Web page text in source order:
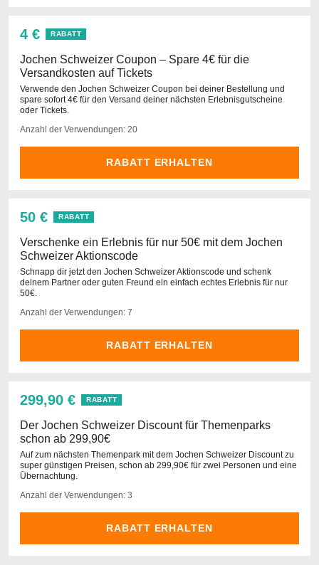
4 € RABATT
Jochen Schweizer Coupon – Spare 4€ für die
Versandkosten auf Tickets
Verwende den Jochen Schweizer Coupon bei deiner Bestellung und
spare sofort 4€ für den Versand deiner nächsten Erlebnisgutscheine
oder Tickets.
Anzahl der Verwendungen: 20
RABATT ERHALTEN
50 € RABATT
Verschenke ein Erlebnis für nur 50€ mit dem Jochen
Schweizer Aktionscode
Schnapp dir jetzt den Jochen Schweizer Aktionscode und schenk
deinem Partner oder guten Freund ein einfach echtes Erlebnis für nur
50€.
Anzahl der Verwendungen: 7
RABATT ERHALTEN
299,90 € RABATT
Der Jochen Schweizer Discount für Themenparks
schon ab 299,90€
Auf zum nächsten Themenpark mit dem Jochen Schweizer Discount zu
super günstigen Preisen, schon ab 299,90€ für zwei Personen und eine
Übernachtung.
Anzahl der Verwendungen: 3
RABATT ERHALTEN